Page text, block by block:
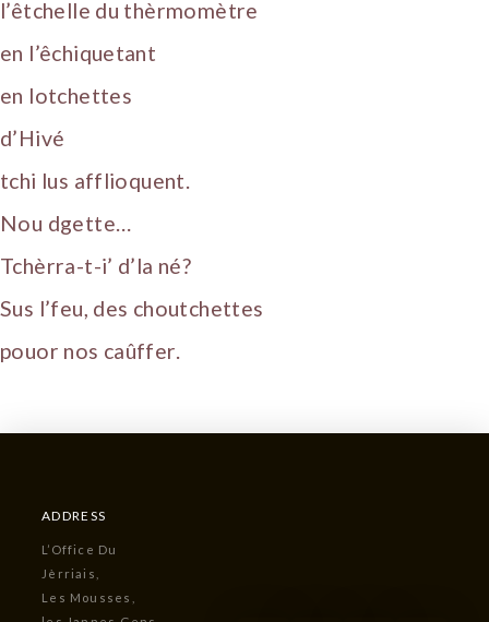
l’êtchelle du thèrmomètre
en l’êchiquetant
en lotchettes
d’Hivé
tchi lus afflioquent.
Nou dgette…
Tchèrra-t-i’ d’la né?
Sus l’feu, des choutchettes
pouor nos caûffer.
ADDRESS
L’Office Du
Jèrriais,
Les Mousses,